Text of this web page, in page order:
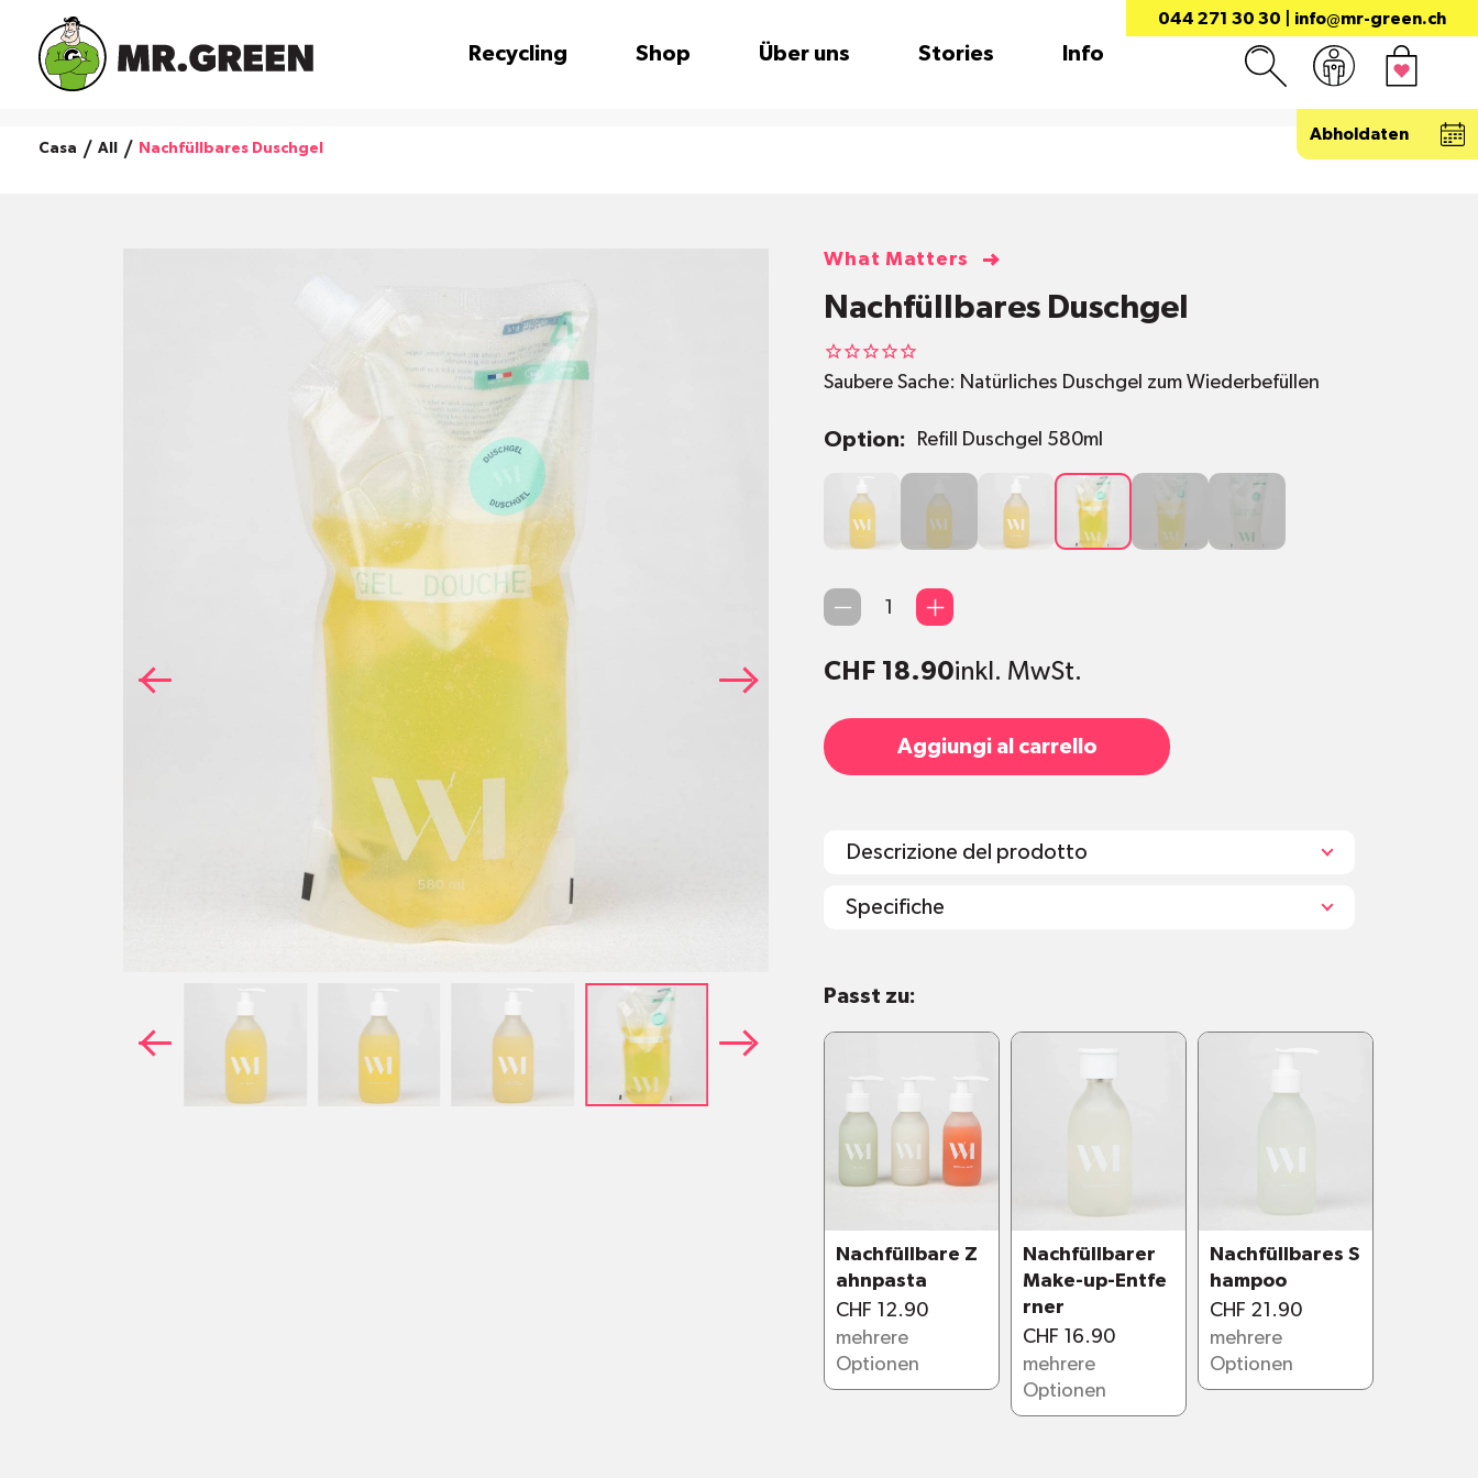
044 271 30 30 info@mr-green.ch
Recycling Shop Über uns Stories Info
Abholdaten
Casa All Nachfüllbares Duschgel
What Matters
Nachfüllbares Duschgel
Saubere Sache: Natürliches Duschgel zum Wiederbefüllen
Option: Refill Duschgel 580ml
Duschgel
290ml
Fruchtiges
Duschgel
290ml
Duschgel
Ylang &
Pfingstrose
Refill
Duschgel
580ml
Refill
Fruchtiges
Duschgel
Refill
Ylang &
Qty
CHF 18.90inkl. MwSt.
Aggiungi al carrello
Descrizione del prodotto
Specifiche
Duschgel
Aloe Vera und Glycerin. Milder Duft und PH-Wert nahe
Fruchtiges Duschgel
: Ein Duft aus Bergamotte &
weissem Tee für eine spritzige und
feuchtigkeitsspendende Dusche
Duschgel Ylang & Pfingstrose
: Ein blumig-würziger
Besteht zu 98% aus natürlichen Inhaltsstoffen
Hergestellt in Frankreich
Mit biologischen Inhaltsstoffen
Extrem widerstandsfähiges Glas, das auch bei Brüchen
nicht splittert
Rutschfest auch bei Kontakt mit Wasser
Beliebig oft nachfüllbar mit Öko-Nachfüllpackungen
Passt zu:
Nachfüllbare Z
ahnpasta
CHF 12.90
mehrere
Optionen
Nachfüllbarer
Make-up-Entfe
rner
CHF 16.90
mehrere
Optionen
Nachfüllbares S
hampoo
CHF 21.90
mehrere
Optionen